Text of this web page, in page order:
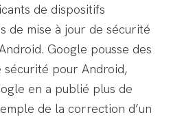
de dispositifs
de mise à jour de sécurité
Google pousse des
pour Android,
en a publié plus de
de la correction d’un